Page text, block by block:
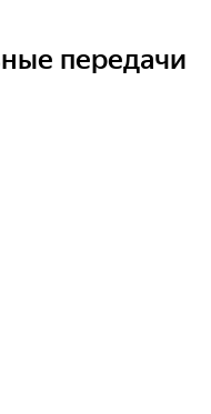
передачи